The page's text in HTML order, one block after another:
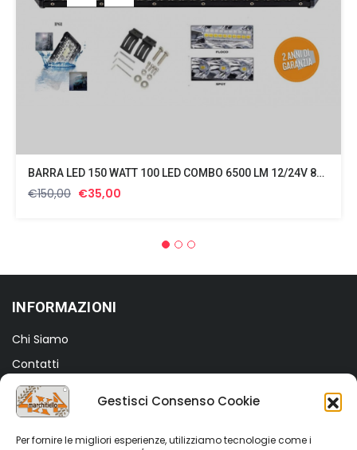
Gestisci Consenso Cookie
Per fornire le migliori esperienze, utilizziamo tecnologie come i
BARRA LED 150 WATT 100 LED COMBO 6500 LM 12/24V 800 GR
€150,00 Il€35,00
INFORMAZIONI
Chi Siamo
Contatti
Termini e Condizioni
Privacy Policy
Cookie Policy (UE)